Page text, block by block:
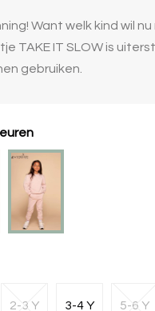
Want welk kind wil
TAKE IT SLOW is
gebruiken.
2-3 Y 3-4 Y 5-6 Y